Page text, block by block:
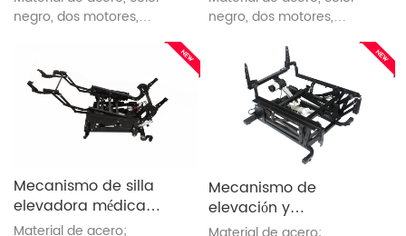
negro, dos motores,
negro, dos motores,
Mecanismo de silla
elevadora médica
(ZH8071A-L)
Material de acero;
Mecanismo de
elevación y
reclinación (ZH8071-